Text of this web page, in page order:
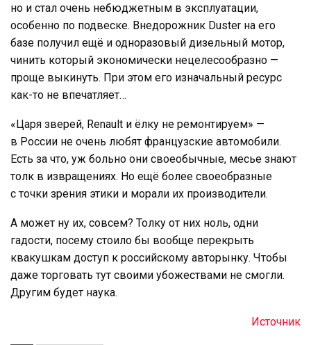
но и стал очень небюджетным в эксплуатации,
особенно по подвеске. Внедорожник Duster на его
базе получил ещё и одноразовый дизельный мотор,
чинить который экономически нецелесообразно —
проще выкинуть. При этом его изначальный ресурс
как-то не впечатляет…
«Царя зверей, Renault и ёлку не ремонтируем» —
в России не очень любят французские автомобили.
Есть за что, уж больно они своеобычные, месье знают
толк в извращениях. Но ещё более своеобразные
с точки зрения этики и морали их производители.
А может ну их, совсем? Толку от них ноль, одни
гадости, посему стоило бы вообще перекрыть
квакушкам доступ к российскому авторынку. Чтобы
даже торговать тут своими убожествами не смогли.
Другим будет наука.
Источник